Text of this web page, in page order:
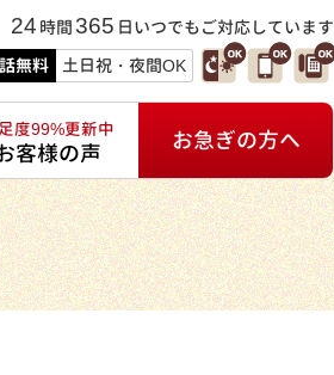
24 時間365 日いつでもご対応しています
無料 土日祝・夜間OK
度99%更新中
客様の声 お急ぎの方へ